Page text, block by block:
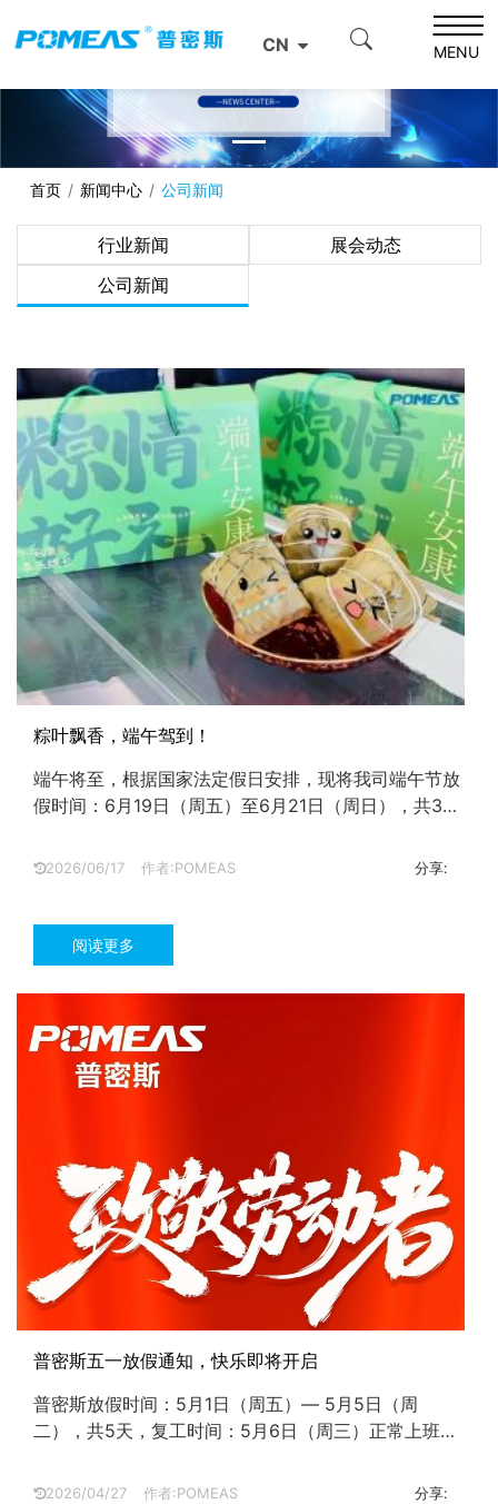
CN MENU
首页 新闻中心 公司新闻
行业新闻
展会动态
公司新闻
粽叶飘香，端午驾到！
端午将至，根据国家法定假日安排，现将我司端午节放
假时间：6月19日（周五）至6月21日（周日），共3
2026/06/17 作者:POMEAS 分享:
阅读更多
普密斯五一放假通知，快乐即将开启
普密斯放假时间：5月1日（周五）— 5月5日（周
二），共5天，复工时间：5月6日（周三）正常上班，
2026/04/27 作者:POMEAS 分享: